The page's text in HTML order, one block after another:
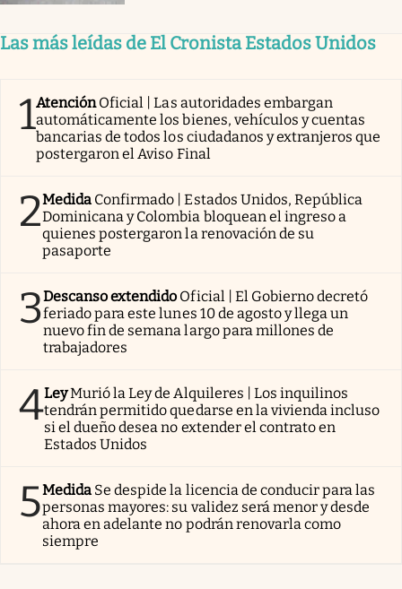
Las más leídas de El Cronista Estados Unidos
1AtenciónOficial | Las autoridades embargan
automáticamente los bienes, vehículos y cuentas
bancarias de todos los ciudadanos y extranjeros que
postergaron el Aviso Final
2Medida Confirmado | Estados Unidos, República
Dominicana y Colombia bloquean el ingreso a
quienes postergaron la renovación de su
pasaporte
3Descanso extendido Oficial | El Gobierno decretó
feriado para este lunes 10 de agosto y llega un
nuevo fin de semana largo para millones de
trabajadores
4LeyMurió la Ley de Alquileres | Los inquilinos
tendrán permitido quedarse en la vivienda incluso
si el dueño desea no extender el contrato en
Estados Unidos
5Medida Se despide la licencia de conducir para las
personas mayores: su validez será menor y desde
ahora en adelante no podrán renovarla como
siempre